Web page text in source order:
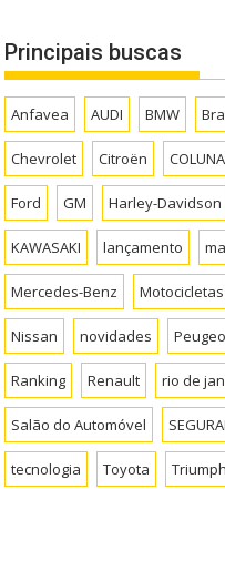
Principais buscas
Anfavea AUDI BMW
Chevrolet Citroën
Ford GM Harley-Davidson
KAWASAKI lançamento
Mercedes-Benz Motocicletas
Nissan novidades
Ranking Renault rio de
Salão do Automóvel
tecnologia Toyota Triumph